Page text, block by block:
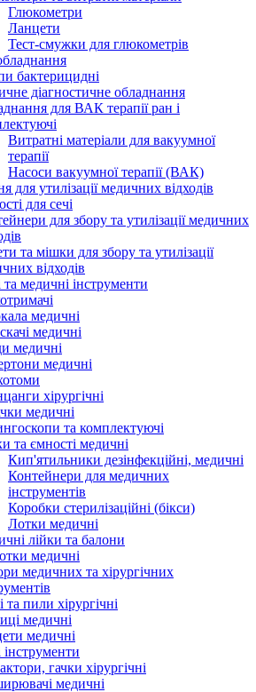
Глюкометри
Ланцети
Тест-смужки для глюкометрів
бактерицидні
діагностичне обладнання
для ВАК терапії ран і
Витратні матеріали для вакуумної
терапії
Насоси вакуумної терапії (ВАК)
для утилізації медичних відходів
для сечі
для збору та утилізації медичних
та мішки для збору та утилізації
відходів
та медичні інструменти
медичні
медичні
медичні
медичні
хірургічні
медичні
та комплектуючі
та ємності медичні
Кип'ятильники дезінфекційні, медичні
Контейнери для медичних
інструментів
Коробки стерилізаційні (бікси)
Лотки медичні
лійки та балони
медичні
медичних та хірургічних
пили хірургічні
медичні
медичні
інструменти
гачки хірургічні
медичні